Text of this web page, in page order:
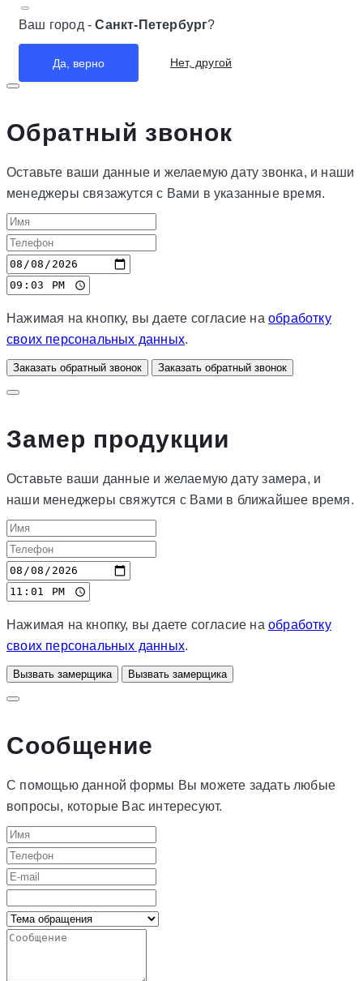
Ваш город -Санкт-Петербург?
Да, верно Нет, другой
Обратный звонок
Оставьте ваши данные и желаемую дату звонка, и наши
менеджеры связажутся с Вами в указанные время.
Нажимая на кнопку, вы даете согласие наобработку
своих персональных данных.
Заказать обратный звонок Заказать обратный звонок
Замер продукции
Оставьте ваши данные и желаемую дату замера, и
наши менеджеры свяжутся с Вами в ближайшее время.
Нажимая на кнопку, вы даете согласие наобработку
своих персональных данных.
Вызвать замерщика Вызвать замерщика
Сообщение
С помощью данной формы Вы можете задать любые
вопросы, которые Вас интересуют.